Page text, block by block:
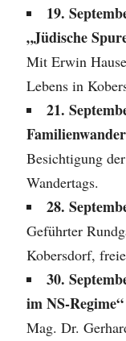
19.
„Jüdische
Mit Erwin
Lebens in
21.
Besichtigung
Wandertags.
28.
Geführter
Kobersdorf,
30.
im NS-Regime“
Mag. Dr.